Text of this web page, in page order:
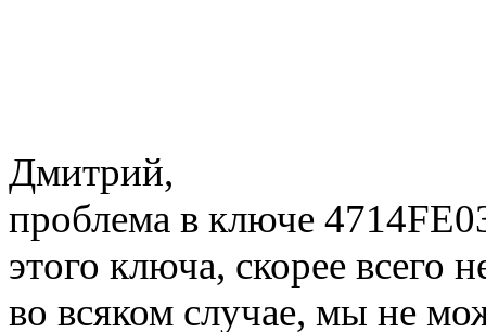
Дмитрий,
проблема в ключе
этого ключа, скорее всего
во всяком случае, мы не